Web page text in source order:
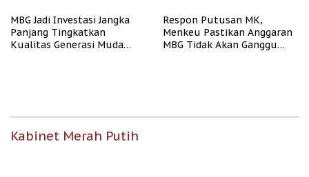
MBG Jadi Investasi Jangka
Panjang Tingkatkan
Kualitas Generasi Muda
Respon Putusan MK,
Menkeu Pastikan Anggaran
MBG Tidak Akan Ganggu
Kabinet Merah Putih